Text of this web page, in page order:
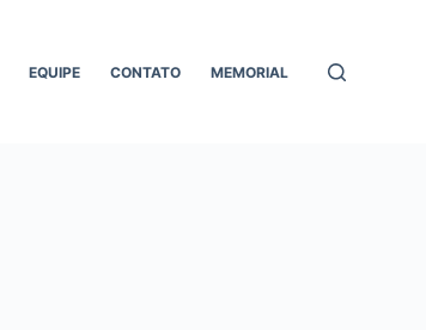
EQUIPE CONTATO MEMORIAL